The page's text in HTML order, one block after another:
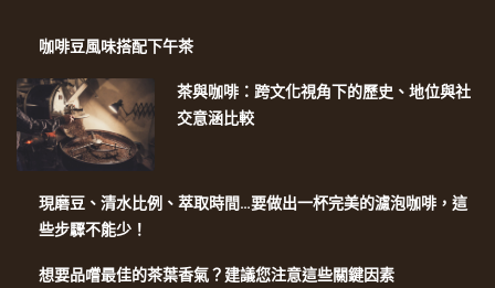
咖啡豆風味搭配下午茶
茶與咖啡：跨文化視角下的歷史、地位與社
交意涵比較
現磨豆、清水比例、萃取時間…要做出一杯完美的濾泡咖啡，這
些步驟不能少！
想要品嚐最佳的茶葉香氣？建議您注意這些關鍵因素